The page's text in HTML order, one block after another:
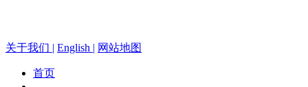
关于我们 | English | 网站地图
首页